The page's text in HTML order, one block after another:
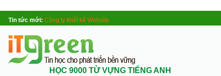
Tin tức mới: Công ty thiết kế Website
HỌC 9000 TỪ VỰNG TIẾNG ANH